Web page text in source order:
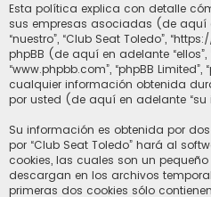
Esta política explica con detalle
sus empresas asociadas (de aquí
“nuestro”, “Club Seat Toledo”,
phpBB (de aquí en adelante “ellos”,
“www.phpbb.com”, “phpBB
cualquier información obtenida
por usted (de aquí en adelante “su
Su información es obtenida por
por “Club Seat Toledo” hará al
cookies, las cuales son un
descargan en los archivos
primeras dos cookies sólo